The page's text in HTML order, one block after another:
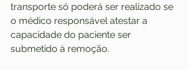
transporte só poderá ser realizado se
o médico responsável atestar a
capacidade do paciente ser
submetido à remoção.